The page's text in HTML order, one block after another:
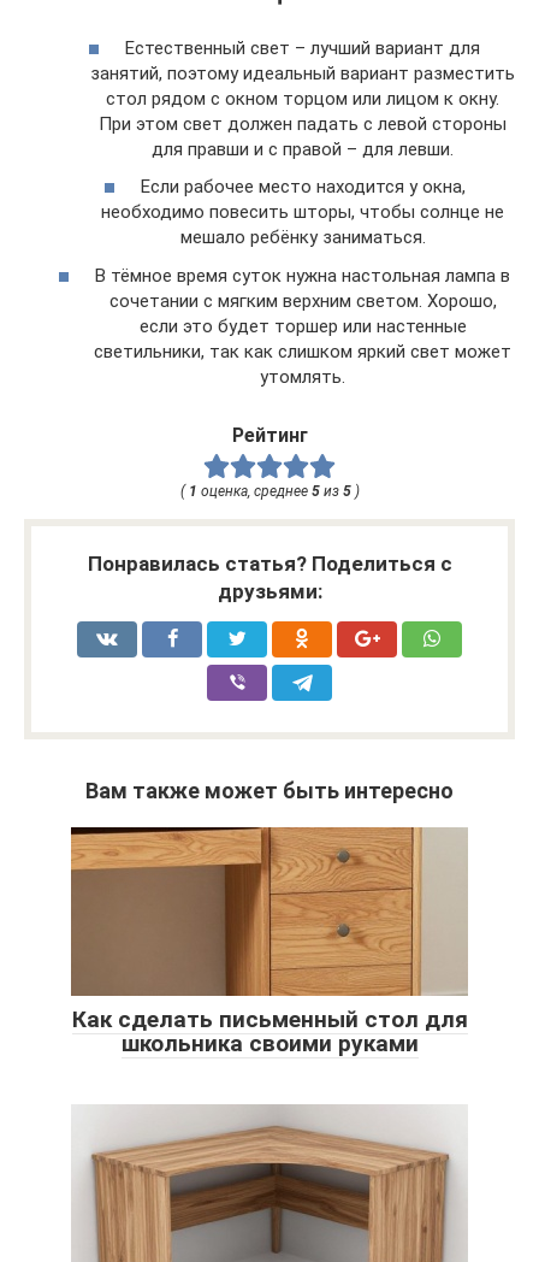
Естественный свет – лучший вариант для
занятий, поэтому идеальный вариант разместить
стол рядом с окном торцом или лицом к окну.
При этом свет должен падать с левой стороны
для правши и с правой – для левши.
Если рабочее место находится у окна,
необходимо повесить шторы, чтобы солнце не
мешало ребёнку заниматься.
В тёмное время суток нужна настольная лампа в
сочетании с мягким верхним светом. Хорошо,
если это будет торшер или настенные
светильники, так как слишком яркий свет может
утомлять.
Рейтинг
( 1 оценка, среднее 5из 5)
Понравилась статья? Поделиться с
друзьями:
Вам также может быть интересно
Как сделать письменный стол для
школьника своими руками